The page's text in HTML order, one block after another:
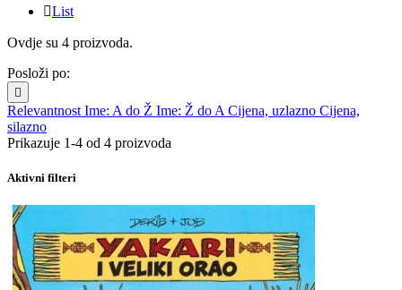
List
Ovdje su 4 proizvoda.
Posloži po:

Relevantnost Ime: A do Ž Ime: Ž do A Cijena, uzlazno Cijena,
silazno
Prikazuje 1-4 od 4 proizvoda
Aktivni filteri